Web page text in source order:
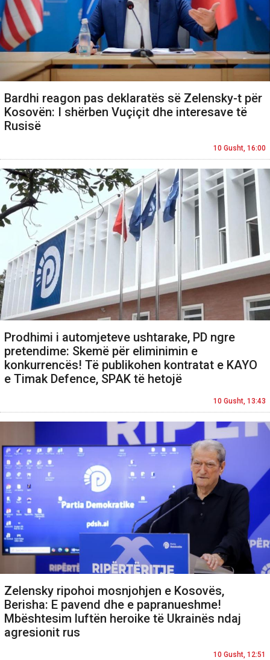
Bardhi reagon pas deklaratës së Zelensky-t për
Kosovën: I shërben Vuçiçit dhe interesave të
Rusisë
10 Gusht, 16:00
Prodhimi i automjeteve ushtarake, PD ngre
pretendime: Skemë për eliminimin e
konkurrencës! Të publikohen kontratat e KAYO
e Timak Defence, SPAK të hetojë
10 Gusht, 13:43
Zelensky ripohoi mosnjohjen e Kosovës,
Berisha: E pavend dhe e papranueshme!
Mbështesim luftën heroike të Ukrainës ndaj
agresionit rus
10 Gusht, 12:51